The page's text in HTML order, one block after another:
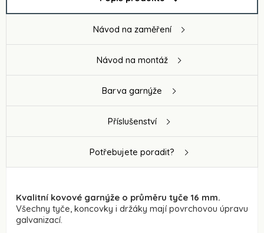
Návod na zaměření
Návod na montáž
Barva garnýže
Příslušenství
Potřebujete poradit?
Kvalitní kovové garnýže o průměru tyče 16 mm.
Všechny tyče, koncovky i držáky mají povrchovou úpravu
galvanizací.